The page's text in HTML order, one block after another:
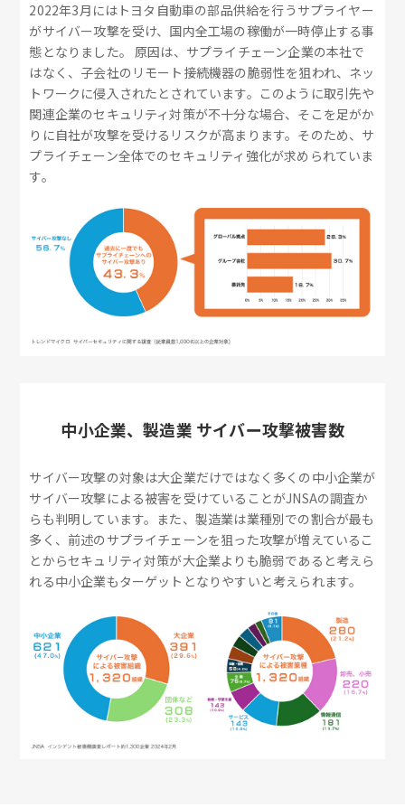
2022年3月にはトヨタ自動車の部品供給を行うサプライヤー
がサイバー攻撃を受け、国内全工場の稼働が一時停止する事
態となりました。 原因は、サプライチェーン企業の本社で
はなく、子会社のリモート接続機器の脆弱性を狙われ、ネッ
トワークに侵入されたとされています。このように取引先や
関連企業のセキュリティ対策が不十分な場合、そこを足がか
りに自社が攻撃を受けるリスクが高まります。そのため、サ
プライチェーン全体でのセキュリティ強化が求められていま
す。
中小企業、製造業 サイバー攻撃被害数
サイバー攻撃の対象は大企業だけではなく多くの中小企業が
サイバー攻撃による被害を受けていることがJNSAの調査か
らも判明しています。また、製造業は業種別での割合が最も
多く、前述のサプライチェーンを狙った攻撃が増えているこ
とからセキュリティ対策が大企業よりも脆弱であると考えら
れる中小企業もターゲットとなりやすいと考えられます。